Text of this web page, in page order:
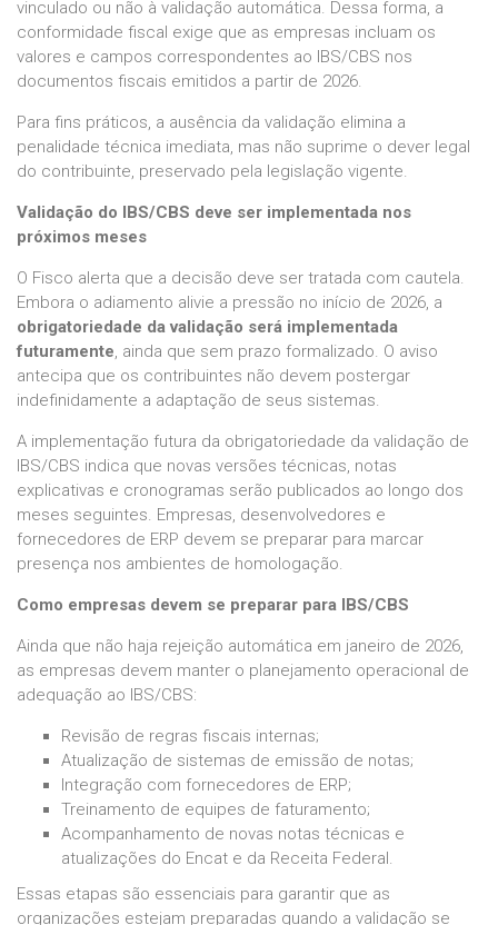
vinculado ou não à validação automática. Dessa forma, a
conformidade fiscal exige que as empresas incluam os
valores e campos correspondentes ao IBS/CBS nos
documentos fiscais emitidos a partir de 2026.
Para fins práticos, a ausência da validação elimina a
penalidade técnica imediata, mas não suprime o dever legal
do contribuinte, preservado pela legislação vigente.
Validação do IBS/CBS deve ser implementada nos
próximos meses
O Fisco alerta que a decisão deve ser tratada com cautela.
Embora o adiamento alivie a pressão no início de 2026, a
obrigatoriedade da validação será implementada
futuramente, ainda que sem prazo formalizado. O aviso
antecipa que os contribuintes não devem postergar
indefinidamente a adaptação de seus sistemas.
A implementação futura da obrigatoriedade da validação de
IBS/CBS indica que novas versões técnicas, notas
explicativas e cronogramas serão publicados ao longo dos
meses seguintes. Empresas, desenvolvedores e
fornecedores de ERP devem se preparar para marcar
presença nos ambientes de homologação.
Como empresas devem se preparar para IBS/CBS
Ainda que não haja rejeição automática em janeiro de 2026,
as empresas devem manter o planejamento operacional de
adequação ao IBS/CBS:
Revisão de regras fiscais internas;
Atualização de sistemas de emissão de notas;
Integração com fornecedores de ERP;
Treinamento de equipes de faturamento;
Acompanhamento de novas notas técnicas e
atualizações do Encat e da Receita Federal.
Essas etapas são essenciais para garantir que as
organizações estejam preparadas quando a validação se